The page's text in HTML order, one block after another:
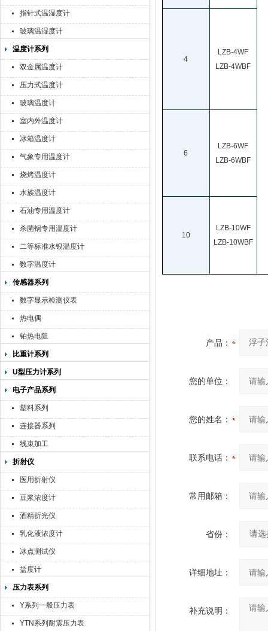
指针式温湿度计
玻璃温湿度计
温度计系列
双金属温度计
压力式温度计
玻璃温度计
室内外温度计
冰箱温度计
气象专用温度计
烧烤温度计
水族温度计
石油专用温度计
杀菌锅专用温度计
二等标准水银温度计
数字温度计
传感器系列
数字显示检测仪表
热电偶
铂热电阻
比重计系列
U型压力计系列
电子产品系列
塑料系列
连接器系列
线束加工
折射仪
医用折射仪
豆浆浓度计
酒精折光仪
乳化液浓度计
冰点测试仪
盐度计
压力表系列
Y系列一般压力表
YTN系列耐震压力表
4
LZB-4WF
LZB-4WBF
6
LZB-6WF
LZB-6WBF
10
LZB-10WF
LZB-10WBF
产品：
您的单位：
您的姓名：
联系电话：
常用邮箱：
省份：
详细地址：
补充说明：